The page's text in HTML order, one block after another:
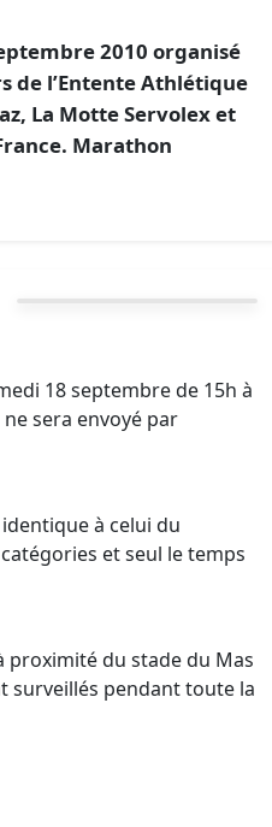
2010 organisé
de l’Entente Athlétique
La Motte Servolex et
Marathon
18 septembre de 15h à
sera envoyé par
à celui du
et seul le temps
proximité du stade du Mas
surveillés pendant toute la